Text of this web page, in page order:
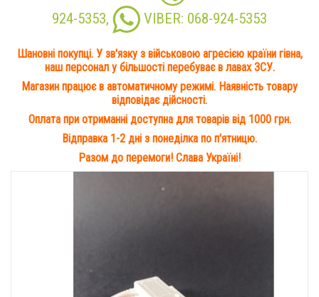
924-5353, VIBER: 068-924-5353
Шановні покупці. У зв'язку з військовою агресією країни гівна,
наш персонал у більшості перебуває в лавах ЗСУ.
Магазин працює в автоматичному режимі. Наявність товару
відповідає дійсності.
Оплата при отриманні доступна для товарів від 1000 грн.
Відправка 1-2 дні з понеділка по п'ятницю.
Разом до перемоги! Слава Україні!